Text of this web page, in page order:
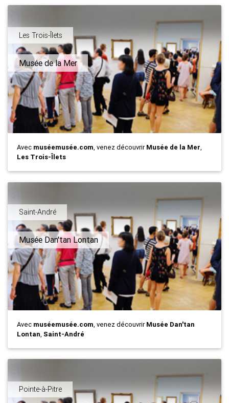
Les Trois-Îlets
Musée de la Mer
Avec muséemusée.com, venez découvrirMusée de la Mer,
Les Trois-Îlets
Saint-André
Musée Dan'tan Lontan
Avec muséemusée.com, venez découvrirMusée Dan'tan
Lontan, Saint-André
Pointe-à-Pitre